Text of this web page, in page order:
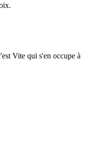
Vite qui s'en occupe à